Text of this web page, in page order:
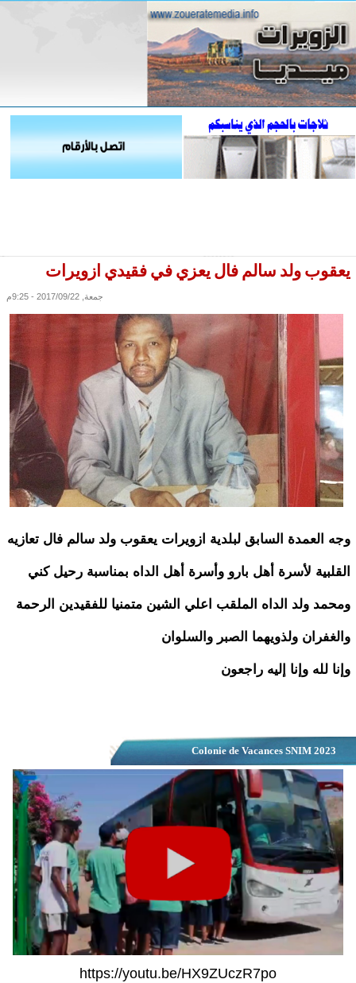
يعقوب ولد سالم فال يعزي في فقيدي ازويرات
جمعة, 2017/09/22 - 9:25م
وجه العمدة السابق لبلدية ازويرات يعقوب ولد سالم فال تعازيه
القلبية لأسرة أهل بارو وأسرة أهل الداه بمناسبة رحيل كني
ومحمد ولد الداه الملقب اعلي الشين متمنيا للفقيدين الرحمة
والغفران ولذويهما الصبر والسلوان
وإنا لله وإنا إليه راجعون
Colonie de Vacances SNIM 2023
https://youtu.be/HX9ZUczR7po